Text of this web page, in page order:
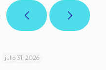
julio 31, 2026